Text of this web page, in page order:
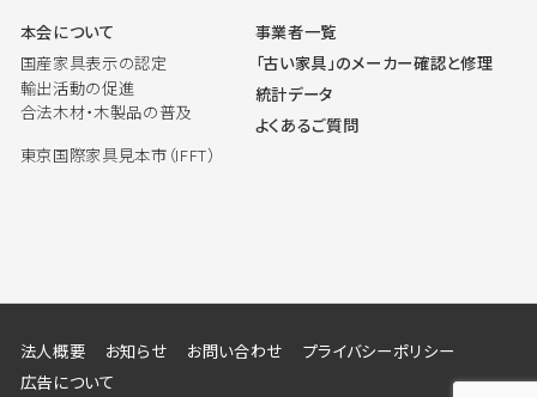
本会について
国産家具表示の認定
輸出活動の促進
合法木材・木製品の普及
東京国際家具見本市（IFFT）
事業者一覧
「古い家具」のメーカー確認と修理
統計データ
よくあるご質問
法人概要 お知らせ お問い合わせ
プライバシーポリシー
広告について